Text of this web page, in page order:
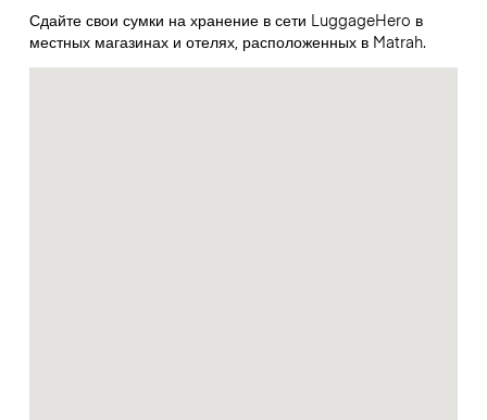
Сдайте свои сумки на хранение в сети LuggageHero в
местных магазинах и отелях, расположенных в Matrah.